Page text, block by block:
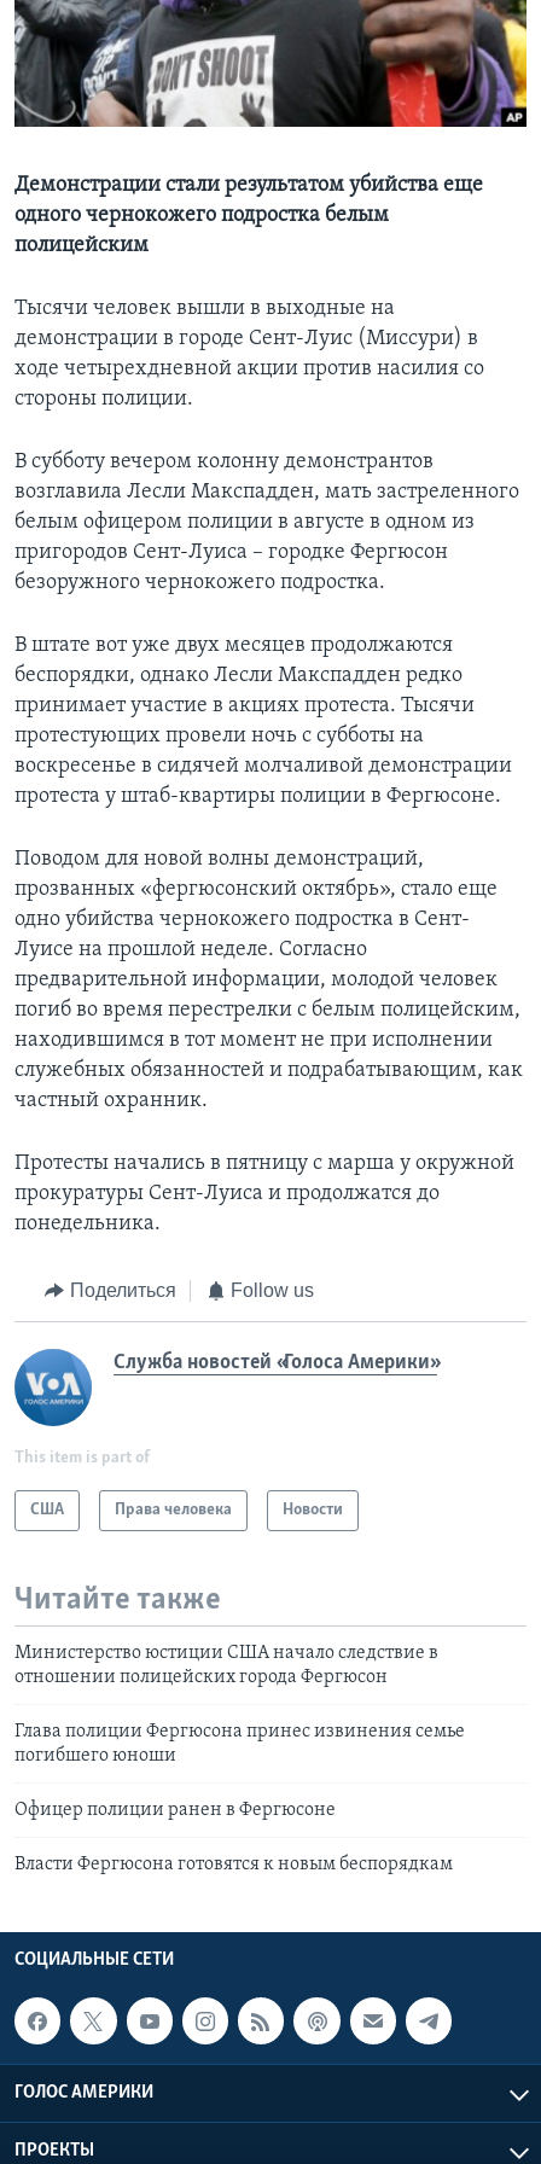
Learning English
СОЦИАЛЬНЫЕ СЕТИ
Языки
Демонстрации стали результатом убийства еще
одного чернокожего подростка белым
полицейским
Тысячи человек вышли в выходные на
демонстрации в городе Сент-Луис (Миссури) в
ходе четырехдневной акции против насилия со
стороны полиции.
В субботу вечером колонну демонстрантов
возглавила Лесли Макспадден, мать застреленного
белым офицером полиции в августе в одном из
пригородов Сент-Луиса – городке Фергюсон
безоружного чернокожего подростка.
В штате вот уже двух месяцев продолжаются
беспорядки, однако Лесли Макспадден редко
принимает участие в акциях протеста. Тысячи
протестующих провели ночь с субботы на
воскресенье в сидячей молчаливой демонстрации
протеста у штаб-квартиры полиции в Фергюсоне.
Поводом для новой волны демонстраций,
прозванных «фергюсонский октябрь», стало еще
одно убийства чернокожего подростка в Сент-
Луисе на прошлой неделе. Согласно
предварительной информации, молодой человек
погиб во время перестрелки с белым полицейским,
находившимся в тот момент не при исполнении
служебных обязанностей и подрабатывающим, как
частный охранник.
Протесты начались в пятницу с марша у окружной
прокуратуры Сент-Луиса и продолжатся до
понедельника.
Поделиться Follow us
Служба новостей «Голоса Америки»
This item is part of
США Права человека Новости
Читайте также
Министерство юстиции США начало следствие в
отношении полицейских города Фергюсон
Глава полиции Фергюсона принес извинения семье
погибшего юноши
Офицер полиции ранен в Фергюсоне
Власти Фергюсона готовятся к новым беспорядкам
СОЦИАЛЬНЫЕ СЕТИ
ГОЛОС АМЕРИКИ
ПРОЕКТЫ